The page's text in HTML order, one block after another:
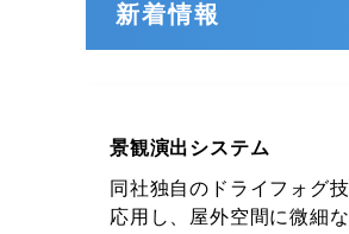
新着情報
景観演出システム
同社独自のドライフォグ
応用し、屋外空間に微細